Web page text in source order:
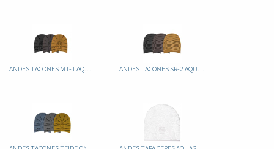
ANDES TACONES MT-1 AQUAGRIP ANDES TACONES SR-2 AQUAGRIP